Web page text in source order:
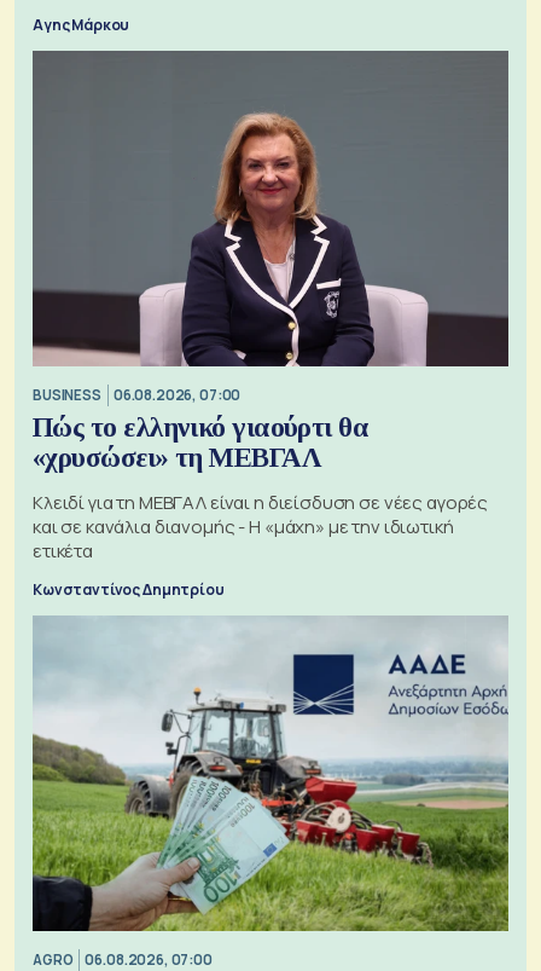
Αγης Μάρκου
BUSINESS 06.08.2026, 07:00
Πώς το ελληνικό γιαούρτι θα
«χρυσώσει» τη ΜΕΒΓΑΛ
Κλειδί για τη ΜΕΒΓΑΛ είναι η διείσδυση σε νέες αγορές
και σε κανάλια διανομής - Η «μάχη» με την ιδιωτική
ετικέτα
Κωνσταντίνος Δημητρίου
AGRO 06.08.2026, 07:00